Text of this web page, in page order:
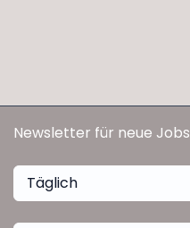
Newsletter für neue Jobs
Täglich